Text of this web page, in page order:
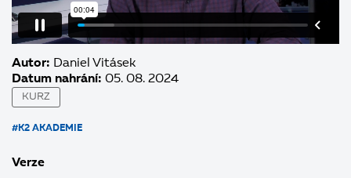
Autor: Daniel Vitásek
Datum nahrání: 05. 08. 2024
KURZ
#K2 AKADEMIE
Verze